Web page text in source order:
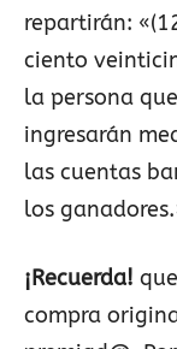
repartirán:
ciento
la persona
ingresarán
las cuentas
los
¡Recuerda!
compra